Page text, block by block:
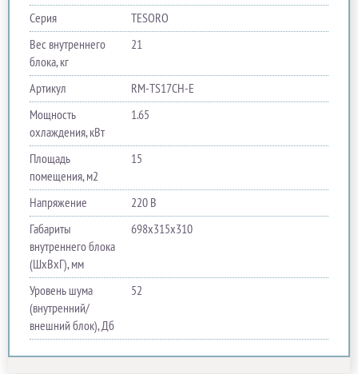
Серия
TESORO
Вес внутреннего
блока, кг
21
Артикул
RM-TS17CH-E
Мощность
охлаждения, кВт
1.65
Площадь
помещения, м2
15
Напряжение
220 В
Габариты
внутреннего блока
(ШхВхГ), мм
698х315х310
Уровень шума
(внутренний/
внешний блок), Дб
52